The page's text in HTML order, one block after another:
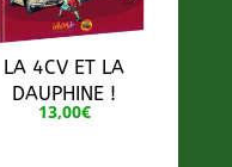
LA 4CV ET LA
DAUPHINE !
13,00€